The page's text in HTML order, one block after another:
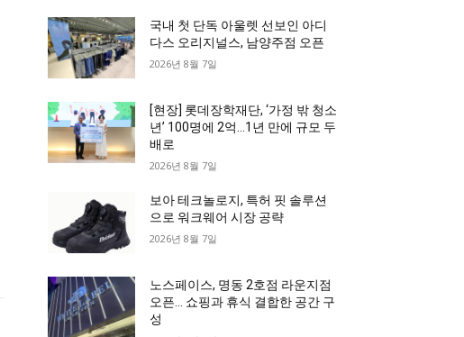
국내 첫 단독 아울렛 선보인 아디
다스 오리지널스, 남양주점 오픈
2026년 8월 7일
[현장] 롯데장학재단, ‘가정 밖 청소
년’ 100명에 2억…1년 만에 규모 두
배로
2026년 8월 7일
보아 테크놀로지, 특허 핏 솔루션
으로 워크웨어 시장 공략
2026년 8월 7일
노스페이스, 명동 2호점 라운지점
오픈… 쇼핑과 휴식 결합한 공간 구
성